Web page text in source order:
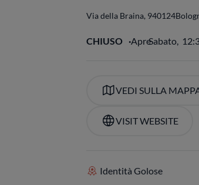
Via della Braina, 9 40124
CHIUSO ApreSabato,
VEDI SULLA MAPPA
VISIT WEBSITE
Identità Golose